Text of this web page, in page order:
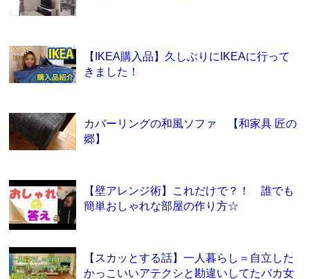
【IKEA購入品】久しぶりにIKEAに行って
きました！
カバーリングの和風ソファ 【和家具 匠の
郷】
【壁アレンジ術】これだけで？！ 誰でも
簡単おしゃれな部屋の作り方☆
【スカッとする話】一人暮らし＝自立した
かっこいいアテクシと勘違いしてたバカ女